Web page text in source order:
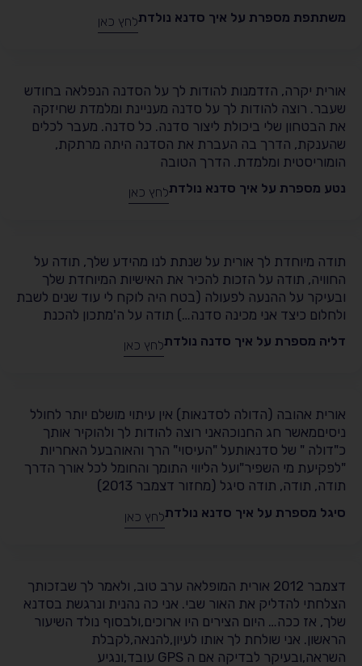
משתתפת מספרת על איך סדנא נולדתלחץ כאן
אורית יקרה, הזדמנות להודות לך על הסדנה הנפלאה בחודש
שעבר. רוצה להודות לך על סדנה מעניינת ומלמדת שחיזקה
את הבטחון שלי ביכולת ליצור סדנה. כל סדנה. מעבר לכלים
שהענקת, הדרך בה העברת את הסדנה היתה מרתקת,
הומוריסטית ומלמדת. הדרך הטובה
נטע מספרת על איך סדנא נולדתלחץ כאן
תודה מיוחדת לך אורית על שנתת לנו מהידע שלך, תודה על
החוויה, תודה על הזכות להכיר את האישיות המיוחדת שלך
ובעיקר על ההנעה לפעולה (בטח היה לוקח לי עוד שנים לשבת
ולחלום כיצד אני מכינה סדנה…) תודה על ה'מתכון להכנת
דליה מספרת על איך סדנה נולדתלחץ כאן
אורית אהובה (הדולה לסדנאות) אין עיתוי מושלם יותר לחולל
ניסיםמאשר חג החנוכהאני רוצה להודות לך ולהוקיר אותך
כ"דולה " של סדנאותעל "העיסוי" הרך והאוהבעל האחריות
"לפקיעת מי השפיר"ועל הליווי התומך והחומל לכל אורך הדרך
תודה, תודה, תודה סיגל (מחזור דצמבר 2013)
סיגל מספרת על איך סדנא נולדתלחץ כאן
דצמבר 2012 אורית המופלאה ערב טוב, ולאמר לך שבזכותך
הצלחתי להדליק את האור שבי. אני כה נהנית ונרגשת בסדנא
שלך, אז ככה… היום הצירים היו ארוכים,ולבסוף נולד השיעור
הראשון. אני שולחת לך אותו לעיון,להנאה,לקבלת
השראה,ובעיקר לבדיקה אם ה GPS עובד,ונגיע